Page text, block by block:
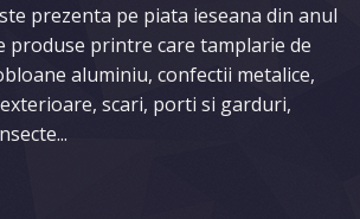
prezenta pe piata ieseana din anul
produse printre care tamplarie de
aluminiu, confectii metalice,
scari, porti si garduri,